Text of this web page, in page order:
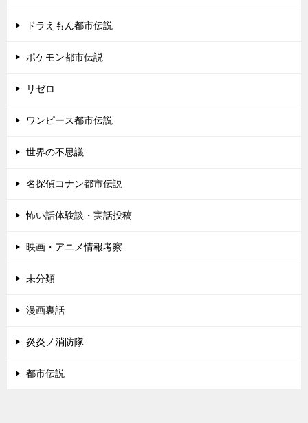
ドラえもん都市伝説
ポケモン都市伝説
リゼロ
ワンピース都市伝説
世界の不思議
名探偵コナン都市伝説
怖い話体験談・実話投稿
映画・アニメ情報考察
未分類
漫画裏話
炎炎ノ消防隊
都市伝説